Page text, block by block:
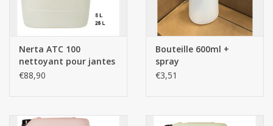
Nerta ATC 100
nettoyant pour jantes
€88,90
Bouteille 600ml +
spray
€3,51